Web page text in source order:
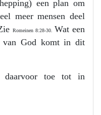
een plan om
meer mensen deel
Romeinen 8:28-30. Wat een
van God komt in dit
daarvoor toe tot in